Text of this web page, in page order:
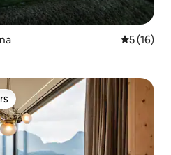
5 (16)
plus appréciés